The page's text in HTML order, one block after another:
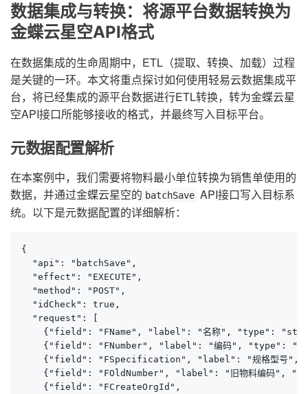
数据集成与转换：将源平台数据转换为
金蝶云星空API格式
在数据集成的生命周期中，ETL（提取、转换、加载）过程
是关键的一环。本文将重点探讨如何使用轻易云数据集成平
台，将已经集成的源平台数据进行ETL转换，转为金蝶云星
空API接口所能够接收的格式，并最终写入目标平台。
元数据配置解析
在本案例中，我们需要将物料最小单位转换为销售单使用的
数据，并通过金蝶云星空的 batchSave API接口写入目标系
统。以下是元数据配置的详细解析：
{
  "api": "batchSave",
  "effect": "EXECUTE",
  "method": "POST",
  "idCheck": true,
  "request": [
{"field": "FName", "label": "名称", "type":
{"field": "FNumber", "label": "编码", "type":
{"field": "FSpecification", "label": "规格型号
{"field": "FOldNumber", "label": "旧物料编码",
    {"field": "FCreateOrgId",